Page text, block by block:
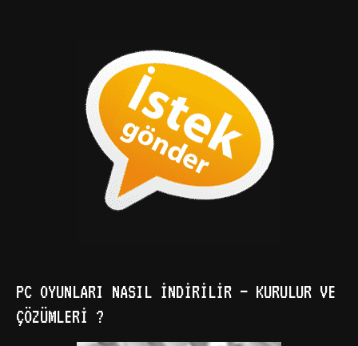
PC OYUNLARI NASIL İNDIRILIR – KURULUR VE
ÇÖZÜMLERI ?